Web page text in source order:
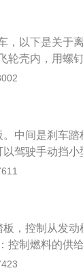
作用是加速
上说，这样安
，以下是关于
轮壳内，用螺
的输入轴。2
输入的动力。3
修理方便；外
，常用的分为
中间是刹车
驾驶手动挡
规定：C1驾驶
：大型客车
普通二轮摩托
C1证不能驾驶
什么：C1驾
载客汽车及轻
，控制从发动
控制燃料的供
近汽车理论